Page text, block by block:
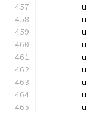
        u
        u
        u
        u
        u
        u
        u
        u
        u